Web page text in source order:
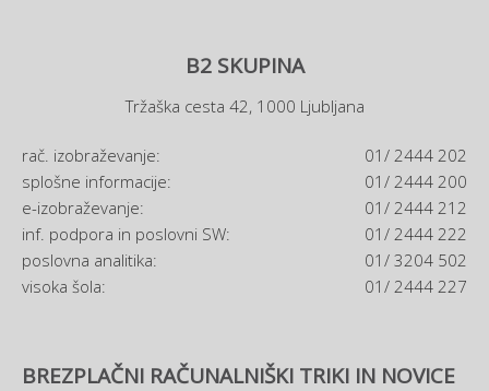
B2 SKUPINA
Tržaška cesta 42, 1000 Ljubljana
rač. izobraževanje:
01/ 2444 202
splošne informacije:
01/ 2444 200
e-izobraževanje:
01/ 2444 212
inf. podpora in poslovni SW:
01/ 2444 222
poslovna analitika:
01/ 3204 502
visoka šola:
01/ 2444 227
BREZPLAČNI RAČUNALNIŠKI TRIKI IN NOVICE